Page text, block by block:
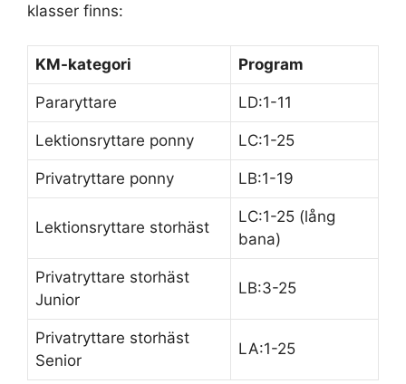
klasser finns:
KM-kategori Program
Pararyttare LD:1-11
Lektionsryttare ponny LC:1-25
Privatryttare ponny LB:1-19
Lektionsryttare storhäst
LC:1-25 (lång
bana)
Privatryttare storhäst
Junior
LB:3-25
Privatryttare storhäst
Senior
LA:1-25